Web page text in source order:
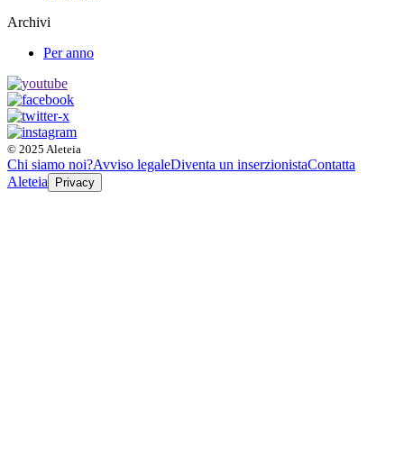
Archivi
Per anno
© 2025 Aleteia
Chi siamo noi?Avviso legaleDiventa un inserzionistaContatta
Aleteia
Privacy